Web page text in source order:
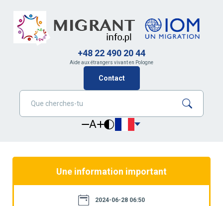
+48 22 490 20 44
Aide aux étrangers vivant en Pologne
Contact
A
Une information important
2024-06-28 06:50